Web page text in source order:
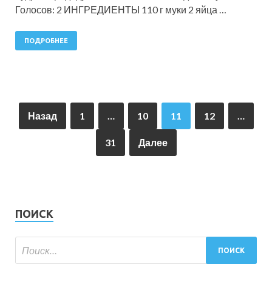
Голосов: 2 ИНГРЕДИЕНТЫ 110 г муки 2 яйца …
ПОДРОБНЕЕ
Назад 1 … 10 11 12 …
31 Далее
ПОИСК